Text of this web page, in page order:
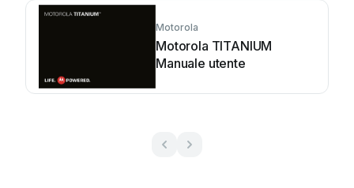
Motorola
Motorola TITANIUM
Manuale utente